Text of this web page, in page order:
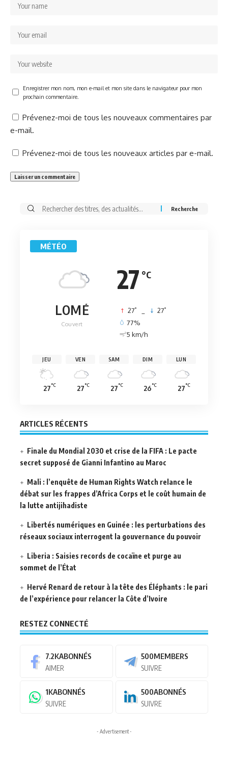
Enregistrer mon nom, mon e-mail et mon site dans le navigateur pour mon
prochain commentaire.
Prévenez-moi de tous les nouveaux commentaires par
e-mail.
Prévenez-moi de tous les nouveaux articles par e-mail.
Rechercher:
MÉTÉO
27 °C
LOMÉ
Couvert
27° 27°
77%
5 km/h
JEU
27°C
VEN
27°C
SAM
27°C
DIM
26°C
LUN
27°C
ARTICLES RÉCENTS
Finale du Mondial 2030 et crise de la FIFA : Le pacte
secret supposé de Gianni Infantino au Maroc
Mali : l’enquête de Human Rights Watch relance le
débat sur les frappes d’Africa Corps et le coût humain de
la lutte antijihadiste
Libertés numériques en Guinée : les perturbations des
réseaux sociaux interrogent la gouvernance du pouvoir
Liberia : Saisies records de cocaïne et purge au
sommet de l’État
Hervé Renard de retour à la tête des Éléphants : le pari
de l’expérience pour relancer la Côte d’Ivoire
RESTEZ CONNECTÉ
7.2KABONNÉS
AIMER
500MEMBERS
SUIVRE
1KABONNÉS
SUIVRE
500ABONNÉS
SUIVRE
- Advertisement -